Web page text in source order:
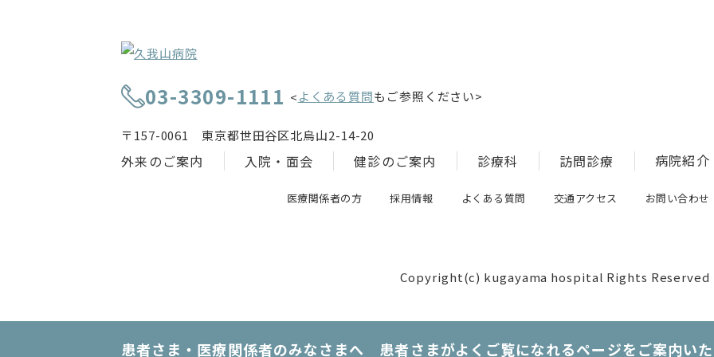
03-3309-1111 <よくある質問もご参照ください>
〒157-0061 東京都世田谷区北烏山2-14-20
外来のご案内 入院・面会 健診のご案内 診療科 訪問診療 病院紹介
医療関係者の方 採用情報 よくある質問 交通アクセス お問い合わせ
Copyright(c) kugayama hospital Rights Reserved
患者さま・医療関係者のみなさまへ 患者さまがよくご覧になれるページをご案内い